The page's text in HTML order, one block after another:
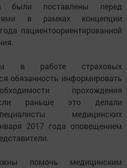
были поставлены перед
в рамках концепции
пациентоориентированной
в работе страховых
обязанность информировать
прохождения
раньше это делали
медицинских
2017 года оповещением
помочь медицинским